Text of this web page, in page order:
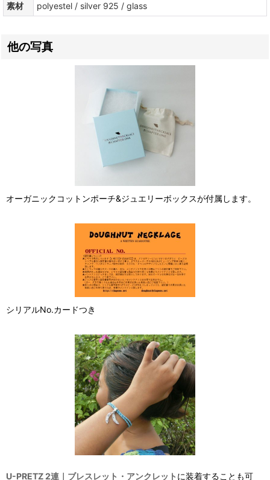
素材
polyestel / silver 925 / glass
他の写真
オーガニックコットンポーチ&ジュエリーボックスが付属します。
シリアルNo.カードつき
U-PRETZ 2連｜ブレスレット・アンクレット に装着することも可